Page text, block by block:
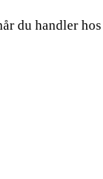
du handler hos